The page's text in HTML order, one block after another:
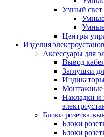
Умный свет
Умные
Умные
Центры
Изделия
Аксессуары для
Вывод
Заглушки
Монтажные
Накладки и
Блоки розетка-
Блоки
Блоки